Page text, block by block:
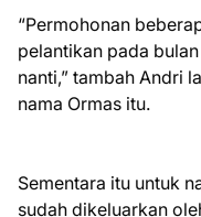
“Permohonan
pelantikan pada
nanti,” tambah Andri
nama Ormas itu.
Sementara itu untuk
sudah dikeluarkan